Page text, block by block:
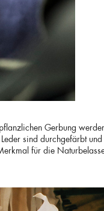
Gerbung
sind durchgefärbt
für die